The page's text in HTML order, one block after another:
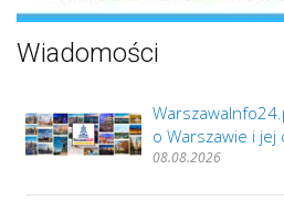
Wiadomości
o Warszawie i jej
08.08.2026